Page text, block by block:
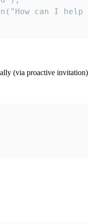
can I help
(via proactive